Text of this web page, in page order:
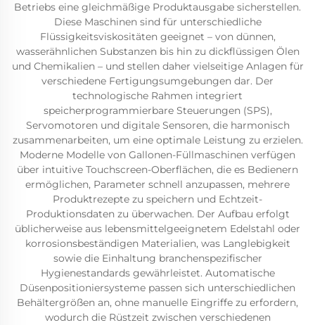
Betriebs eine gleichmäßige Produktausgabe sicherstellen.
Diese Maschinen sind für unterschiedliche
Flüssigkeitsviskositäten geeignet – von dünnen,
wasserähnlichen Substanzen bis hin zu dickflüssigen Ölen
und Chemikalien – und stellen daher vielseitige Anlagen für
verschiedene Fertigungsumgebungen dar. Der
technologische Rahmen integriert
speicherprogrammierbare Steuerungen (SPS),
Servomotoren und digitale Sensoren, die harmonisch
zusammenarbeiten, um eine optimale Leistung zu erzielen.
Moderne Modelle von Gallonen-Füllmaschinen verfügen
über intuitive Touchscreen-Oberflächen, die es Bedienern
ermöglichen, Parameter schnell anzupassen, mehrere
Produktrezepte zu speichern und Echtzeit-
Produktionsdaten zu überwachen. Der Aufbau erfolgt
üblicherweise aus lebensmittelgeeignetem Edelstahl oder
korrosionsbeständigen Materialien, was Langlebigkeit
sowie die Einhaltung branchenspezifischer
Hygienestandards gewährleistet. Automatische
Düsenpositioniersysteme passen sich unterschiedlichen
Behältergrößen an, ohne manuelle Eingriffe zu erfordern,
wodurch die Rüstzeit zwischen verschiedenen